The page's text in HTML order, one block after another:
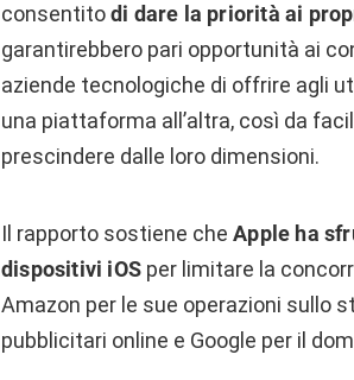
consentitodi dare la priorità ai
garantirebbero pari opportunità ai
aziende tecnologiche di offrire agli
una piattaforma all’altra, così da
prescindere dalle loro dimensioni.
Il rapporto sostiene che Apple ha
dispositivi iOS per limitare la
Amazon per le sue operazioni sullo
pubblicitari online e Google per il